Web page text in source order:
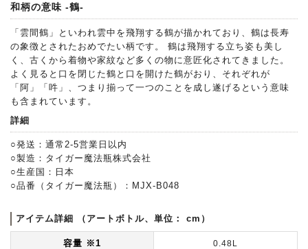
和柄の意味 -鶴-
「雲間鶴」といわれ雲中を飛翔する鶴が描かれており、鶴は長寿
の象徴とされたおめでたい柄です。 鶴は飛翔する立ち姿も美し
く、古くから着物や家紋など多くの物に意匠化されてきました。
よく見ると口を閉じた鶴と口を開けた鶴がおり、それぞれが
「阿」「吽」、つまり揃って一つのことを成し遂げるという意味
も含まれています。
詳細
○発送：通常2-5営業日以内
○製造：タイガー魔法瓶株式会社
○生産国：日本
○品番（タイガー魔法瓶）：MJX-B048
アイテム詳細 （アートボトル、単位： cm）
容量 ※1 0.48L